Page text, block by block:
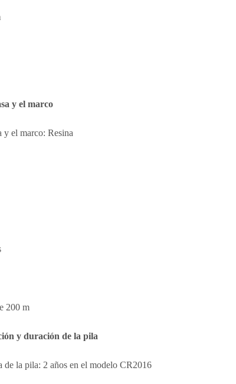
y el marco
y el marco: Resina
200 m
y duración de la pila
de la pila: 2 años en el modelo CR2016